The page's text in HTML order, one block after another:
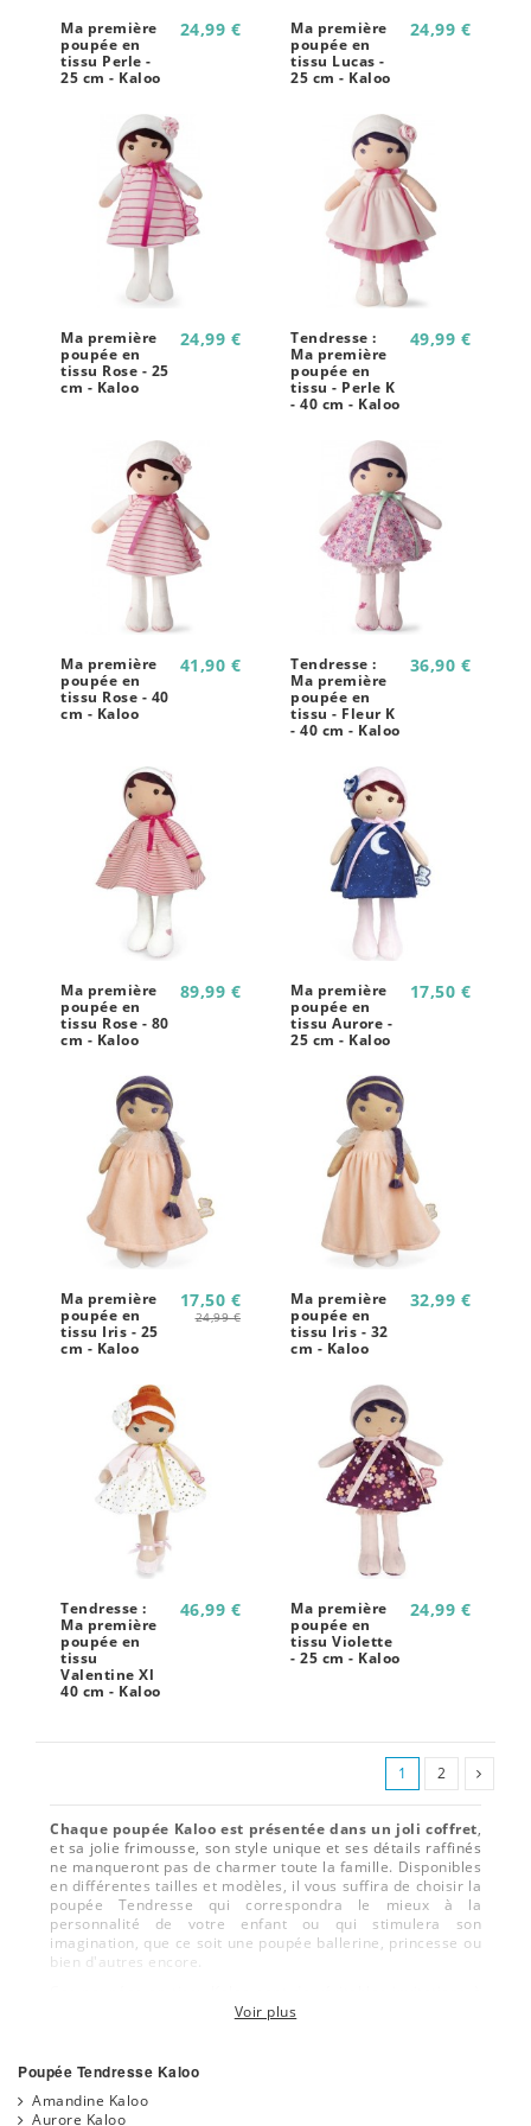
Ma première
poupée en
tissu Perle -
25 cm - Kaloo
24,99 €
Ma première
poupée en
tissu Lucas -
25 cm - Kaloo
24,99 €
Ma première
poupée en
tissu Rose - 25
cm - Kaloo
24,99 €
Tendresse :
Ma première
poupée en
tissu - Perle K
- 40 cm - Kaloo
49,99 €
Ma première
poupée en
tissu Rose - 40
cm - Kaloo
41,90 €
Tendresse :
Ma première
poupée en
tissu - Fleur K
- 40 cm - Kaloo
36,90 €
Ma première
poupée en
tissu Rose - 80
cm - Kaloo
89,99 €
Ma première
poupée en
tissu Aurore -
25 cm - Kaloo
17,50 €
Ma première
poupée en
tissu Iris - 25
cm - Kaloo
17,50 €
24,99 €
Ma première
poupée en
tissu Iris - 32
cm - Kaloo
32,99 €
Tendresse :
Ma première
poupée en
tissu
Valentine Xl
40 cm - Kaloo
46,99 €
Ma première
poupée en
tissu Violette
- 25 cm - Kaloo
24,99 €
1 2
Chaque poupée Kaloo est présentée dans un joli coffret,
et sa jolie frimousse, son style unique et ses détails raffinés
ne manqueront pas de charmer toute la famille. Disponibles
en différentes tailles et modèles, il vous suffira de choisir la
poupée Tendresse qui correspondra le mieux à la
personnalité de votre enfant ou qui stimulera son
imagination, que ce soit une poupée ballerine, princesse ou
bien d'autres encore.
la tendresse. Avec leurs détails délicats tels que les
comme des doudous, elles se câlinent et s'endorment avec
une attention toute particulière.
Voir plus
Poupée Tendresse Kaloo
Amandine Kaloo
Aurore Kaloo